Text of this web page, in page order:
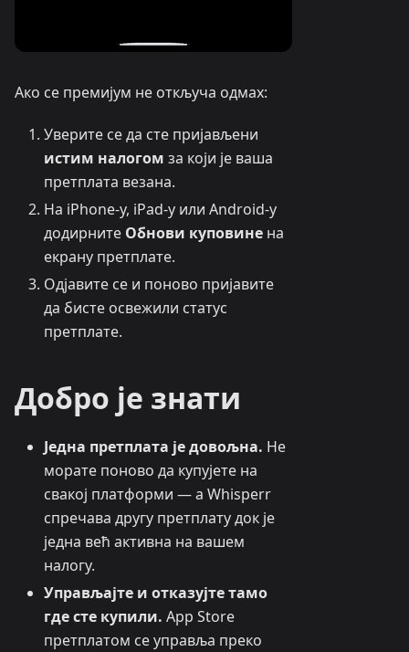
Ако се премијум не откључа одмах:
Уверите се да сте пријављени
истим налогом за који је ваша
претплата везана.
На iPhone-у, iPad-у или Android-у
додирните Обнови куповине на
екрану претплате.
Одјавите се и поново пријавите
да бисте освежили статус
претплате.
Добро је знати
Једна претплата је довољна. Не
морате поново да купујете на
свакој платформи — а Whisperr
спречава другу претплату док је
једна већ активна на вашем
налогу.
Управљајте и отказујте тамо
где сте купили. App Store
претплатом се управља преко